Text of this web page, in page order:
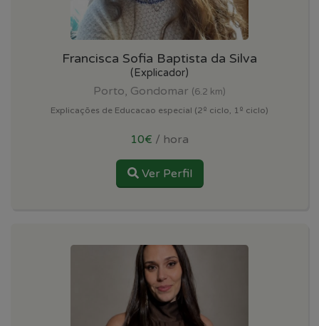
Francisca Sofia Baptista da Silva
(Explicador)
Porto, Gondomar (6.2 km)
Explicações de Educacao especial (2º ciclo, 1º ciclo)
10€ / hora
Ver Perfil